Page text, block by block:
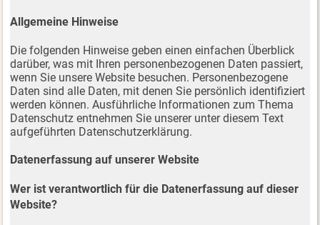
Allgemeine Hinweise
Die folgenden Hinweise geben einen einfachen Überblick
darüber, was mit Ihren personenbezogenen Daten passiert,
wenn Sie unsere Website besuchen. Personenbezogene
Daten sind alle Daten, mit denen Sie persönlich identifiziert
werden können. Ausführliche Informationen zum Thema
Datenschutz entnehmen Sie unserer unter diesem Text
aufgeführten Datenschutzerklärung.
Datenerfassung auf unserer Website
Wer ist verantwortlich für die Datenerfassung auf dieser
Website?